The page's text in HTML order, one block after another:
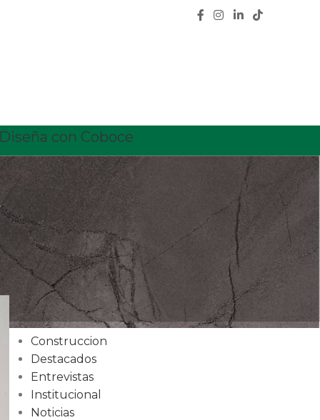
Diseña con Coboce
CATEGORÍAS
Calidad
Características
Ceramica
Condiciones
Construccion
Destacados
Entrevistas
Institucional
Noticias